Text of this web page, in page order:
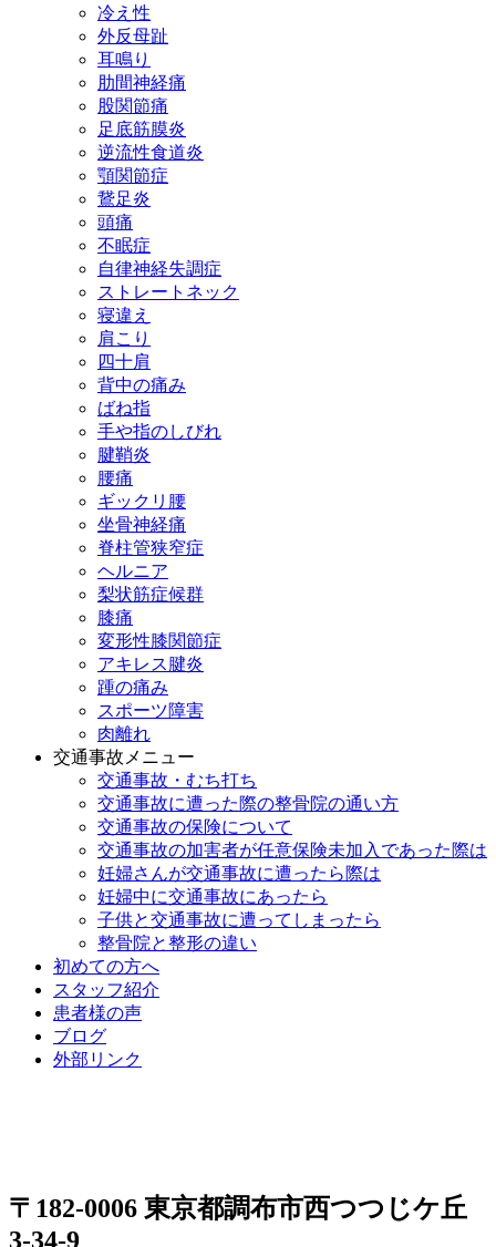
冷え性
外反母趾
耳鳴り
肋間神経痛
股関節痛
足底筋膜炎
逆流性食道炎
顎関節症
鵞足炎
頭痛
不眠症
自律神経失調症
ストレートネック
寝違え
肩こり
四十肩
背中の痛み
ばね指
手や指のしびれ
腱鞘炎
腰痛
ギックリ腰
坐骨神経痛
脊柱管狭窄症
ヘルニア
梨状筋症候群
膝痛
変形性膝関節症
アキレス腱炎
踵の痛み
スポーツ障害
肉離れ
交通事故メニュー
交通事故・むち打ち
交通事故に遭った際の整骨院の通い方
交通事故の保険について
交通事故の加害者が任意保険未加入であった際は
妊婦さんが交通事故に遭ったら際は
妊婦中に交通事故にあったら
子供と交通事故に遭ってしまったら
整骨院と整形の違い
初めての方へ
スタッフ紹介
患者様の声
ブログ
外部リンク
〒182-0006 東京都調布市西つつじケ丘
3-34-9